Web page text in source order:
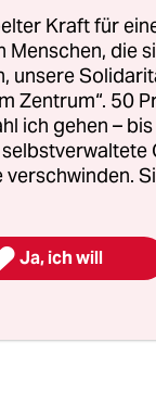
Kraft für
Menschen, die
unsere
Zentrum“. 50
ich gehen –
verschwinden.
Ja, ich will